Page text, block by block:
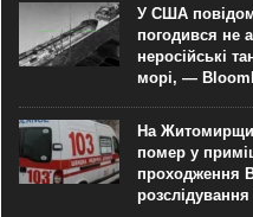
У США
погодився не
неросійські
морі, —
На
помер у
проходження
розслідування